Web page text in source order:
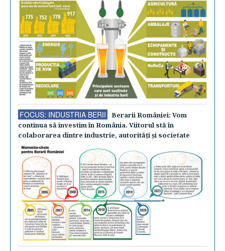
FOCUS: INDUSTRIA BERII
Berarii României: Vom
continua să investim în România. Viitorul stă în
colaborarea dintre industrie, autorităţi şi societate